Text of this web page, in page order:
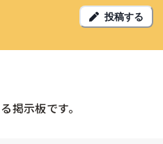
投稿する
掲示板です。